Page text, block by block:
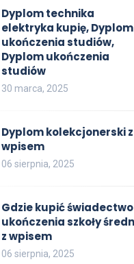
Dyplom technika
elektryka kupię, Dyplom
ukończenia studiów,
Dyplom ukończenia
studiów
30 marca, 2025
Dyplom kolekcjonerski z
wpisem
06 sierpnia, 2025
Gdzie kupić świadectwo
ukończenia szkoły
z wpisem
06 sierpnia, 2025